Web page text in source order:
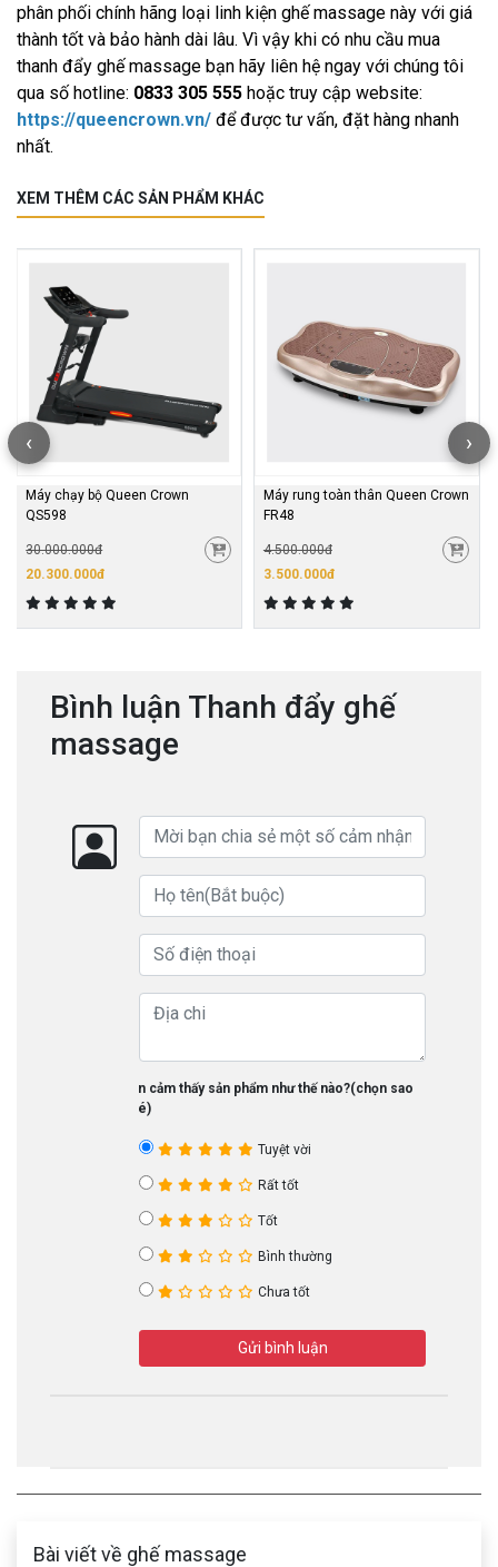
phân phối chính hãng loại linh kiện ghế massage này với giá
thành tốt và bảo hành dài lâu. Vì vậy khi có nhu cầu mua
thanh đẩy ghế massage bạn hãy liên hệ ngay với chúng tôi
qua số hotline: 0833 305 555 hoặc truy cập website:
https://queencrown.vn/ để được tư vấn, đặt hàng nhanh
nhất.
XEM THÊM CÁC SẢN PHẨM KHÁC
Máy chạy bộ Queen Crown
QS598
30.000.000đ
20.300.000đ
Máy rung toàn thân Queen Crown
FR48
4.500.000đ
3.500.000đ
‹ ›
Bình luận Thanh đẩy ghế
massage
Bạn cảm thấy sản phẩm như thế nào?(chọn sao
nhé)
Tuyệt vời
Rất tốt
Tốt
Bình thường
Chưa tốt
Gửi bình luận
Bài viết về ghế massage